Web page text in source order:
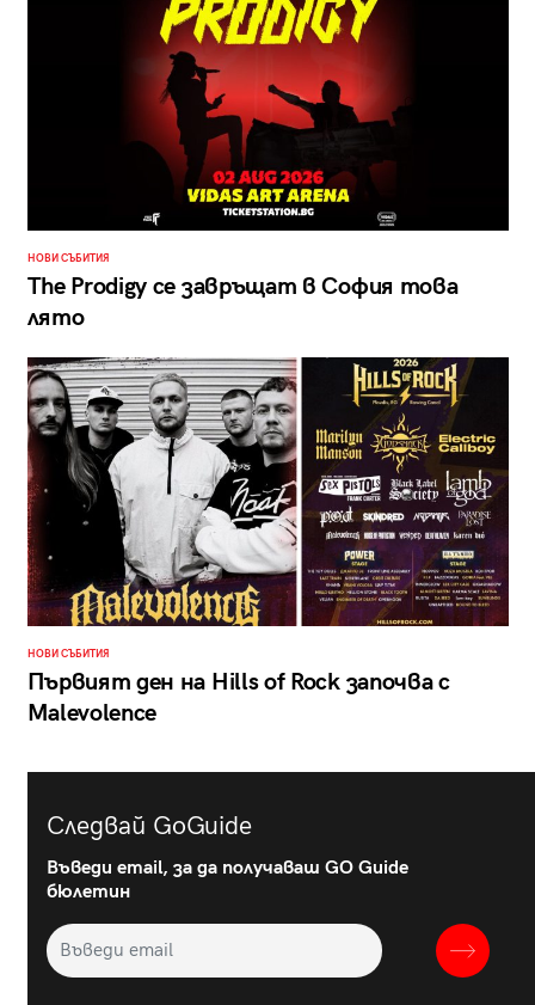
НОВИ СЪБИТИЯ
The Prodigy се завръщат в София това
лято
НОВИ СЪБИТИЯ
Първият ден на Hills of Rock започва с
Malevolence
Следвай GoGuide
Въведи email, за да получаваш GO Guide
бюлетин